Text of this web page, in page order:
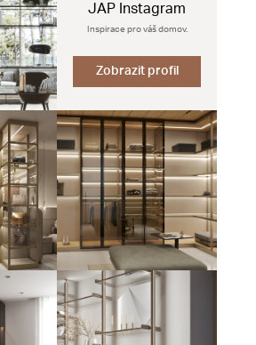
JAP Instagram
Inspirace pro váš domov.
Zobrazit profil